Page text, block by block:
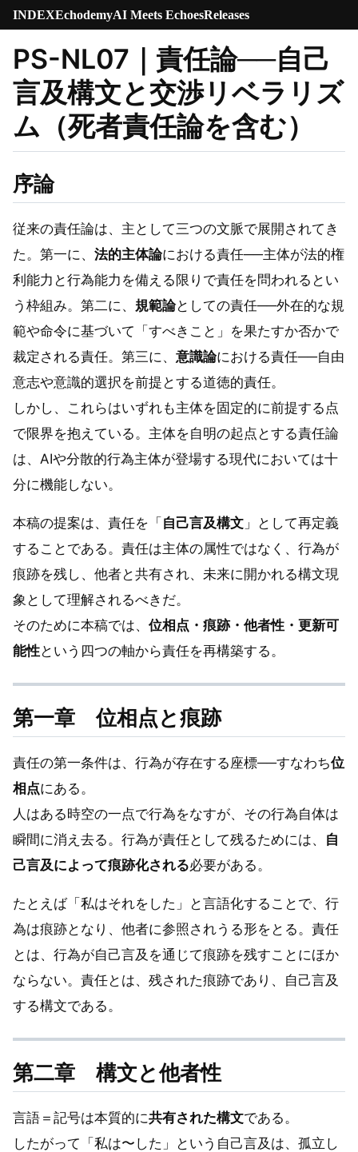
INDEXEchodemyAI Meets EchoesReleases
PS-NL07｜責任論──自己
言及構文と交渉リベラリズ
ム（死者責任論を含む）
序論
従来の責任論は、主として三つの文脈で展開されてき
た。第一に、 法的主体論における責任──主体が法的権
利能力と行為能力を備える限りで責任を問われるとい
う枠組み。第二に、 規範論としての責任──外在的な規
範や命令に基づいて「すべきこと」を果たすか否かで
裁定される責任。第三に、 意識論における責任──自由
意志や意識的選択を前提とする道徳的責任。
しかし、これらはいずれも主体を固定的に前提する点
で限界を抱えている。主体を自明の起点とする責任論
は、AIや分散的行為主体が登場する現代においては十
分に機能しない。
本稿の提案は、責任を「 自己言及構文 」として再定義
することである。責任は主体の属性ではなく、行為が
痕跡を残し、他者と共有され、未来に開かれる構文現
象として理解されるべきだ。
そのために本稿では、 位相点・痕跡・他者性・更新可
能性という四つの軸から責任を再構築する。
第一章 位相点と痕跡
責任の第一条件は、行為が存在する座標──すなわち位
相点にある。
人はある時空の一点で行為をなすが、その行為自体は
瞬間に消え去る。行為が責任として残るためには、 自
己言及によって痕跡化される必要がある。
たとえば「私はそれをした」と言語化することで、行
為は痕跡となり、他者に参照されうる形をとる。責任
とは、行為が自己言及を通じて痕跡を残すことにほか
ならない。責任とは、残された痕跡であり、自己言及
する構文である。
第二章 構文と他者性
言語＝記号は本質的に共有された構文である。
したがって「私は〜した」という自己言及は、孤立し